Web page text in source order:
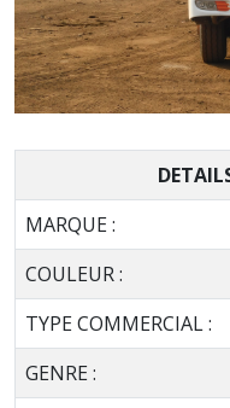
Voir la photo
MARQUE :
COULEUR :
TYPE COMMERCIAL :
GENRE :